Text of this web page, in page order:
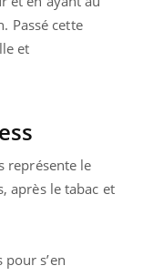
Passé cette
et
représente le
après le tabac et
s’en